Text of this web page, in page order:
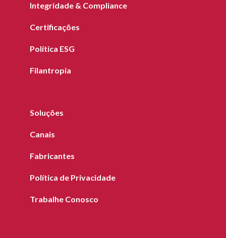
Integridade & Compliance
Certificações
Política ESG
Filantropia
Soluções
Canais
Fabricantes
Política de Privacidade
Trabalhe Conosco